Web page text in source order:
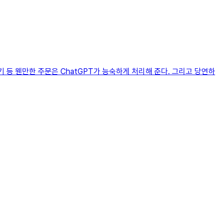
등 웬만한 주문은 ChatGPT가 능숙하게 처리해 준다. 그리고 당연하